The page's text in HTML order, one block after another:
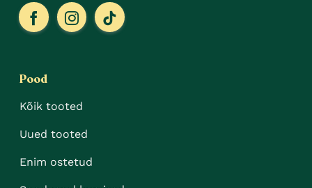
Pood
Kõik tooted
Uued tooted
Enim ostetud